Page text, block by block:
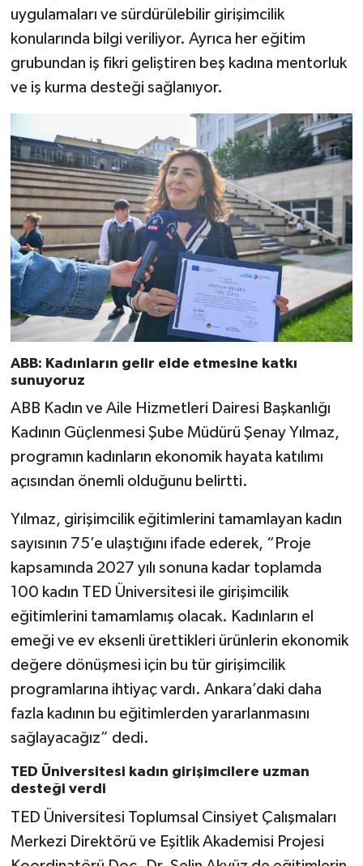
uygulamaları ve sürdürülebilir girişimcilik
konularında bilgi veriliyor. Ayrıca her eğitim
grubundan iş fikri geliştiren beş kadına mentorluk
ve iş kurma desteği sağlanıyor.
ABB: Kadınların gelir elde etmesine katkı
sunuyoruz
ABB Kadın ve Aile Hizmetleri Dairesi Başkanlığı
Kadının Güçlenmesi Şube Müdürü Şenay Yılmaz,
programın kadınların ekonomik hayata katılımı
açısından önemli olduğunu belirtti.
Yılmaz, girişimcilik eğitimlerini tamamlayan kadın
sayısının 75’e ulaştığını ifade ederek, “Proje
kapsamında 2027 yılı sonuna kadar toplamda
100 kadın TED Üniversitesi ile girişimcilik
eğitimlerini tamamlamış olacak. Kadınların el
emeği ve ev eksenli ürettikleri ürünlerin ekonomik
değere dönüşmesi için bu tür girişimcilik
programlarına ihtiyaç vardı. Ankara’daki daha
fazla kadının bu eğitimlerden yararlanmasını
sağlayacağız” dedi.
TED Üniversitesi kadın girişimcilere uzman
desteği verdi
TED Üniversitesi Toplumsal Cinsiyet Çalışmaları
Merkezi Direktörü ve Eşitlik Akademisi Projesi